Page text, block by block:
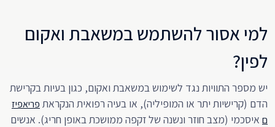
למי אסור להשתמש במשאבת ואקום
לפין?
יש מספר התוויות נגד לשימוש במשאבת ואקום, כגון בעיות בקרישת
הדם (קרישיות יתר או המופיליה), או בעיה רפואית הנקראת פריאפיז
ם איסכמי (מצב חוזר ונשנה של זקפה ממושכת באופן חריג). אנשים